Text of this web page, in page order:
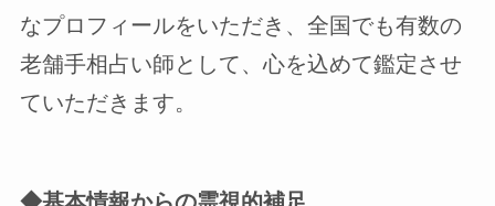
なプロフィールをいただき、全国でも有数の
老舗手相占い師として、心を込めて鑑定させ
ていただきます。